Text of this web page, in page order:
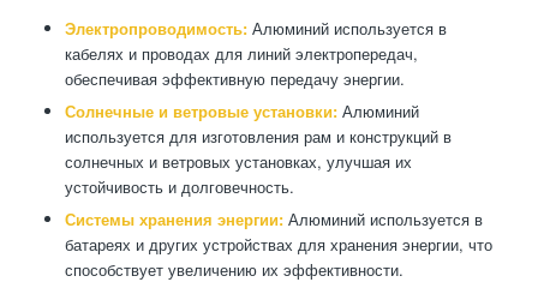
Электропроводимость:Алюминий используется в
кабелях и проводах для линий электропередач,
обеспечивая эффективную передачу энергии.
Солнечные и ветровые установки:Алюминий
используется для изготовления рам и конструкций в
солнечных и ветровых установках, улучшая их
устойчивость и долговечность.
Системы хранения энергии:Алюминий используется в
батареях и других устройствах для хранения энергии, что
способствует увеличению их эффективности.